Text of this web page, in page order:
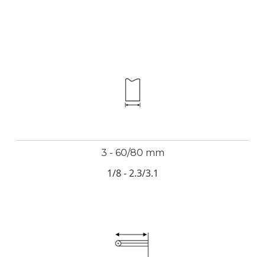
3 - 60/80 mm
1/8 - 2.3/3.1